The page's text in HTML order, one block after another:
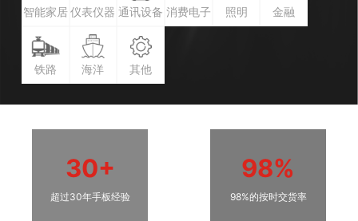
智能家居 仪表仪器 通讯设备 消费电子 照明 金融
铁路 海洋 其他
30+
超过30年手板经验
98%
98%的按时交货率